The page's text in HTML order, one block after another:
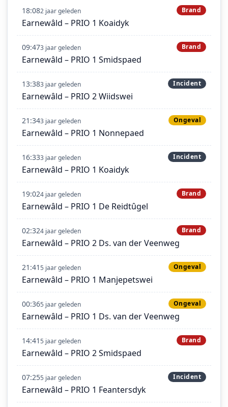
18:082 jaar geleden Brand
Earnewâld – PRIO 1 Koaidyk
09:473 jaar geleden Brand
Earnewâld – PRIO 1 Smidspaed
13:383 jaar geleden Incident
Earnewâld – PRIO 2 Wiidswei
21:343 jaar geleden Ongeval
Earnewâld – PRIO 1 Nonnepaed
16:333 jaar geleden Incident
Earnewâld – PRIO 1 Koaidyk
19:024 jaar geleden Brand
Earnewâld – PRIO 1 De Reidtûgel
02:324 jaar geleden Brand
Earnewâld – PRIO 2 Ds. van der Veenweg
21:415 jaar geleden Ongeval
Earnewâld – PRIO 1 Manjepetswei
00:365 jaar geleden Ongeval
Earnewâld – PRIO 1 Ds. van der Veenweg
14:415 jaar geleden Brand
Earnewâld – PRIO 2 Smidspaed
07:255 jaar geleden Incident
Earnewâld – PRIO 1 Feantersdyk